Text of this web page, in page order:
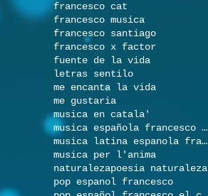
francesco cat
francesco musica
francesco santiago
francesco x factor
fuente de la vida
letras sentilo
me encanta la vida
me gustaria
musica en catala'
musica española francesco el cormoran
musica latina espanola francesco
musica per l'anima
naturalezapoesia naturaleza
pop espanol francesco